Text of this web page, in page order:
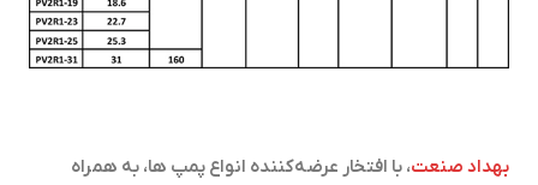
بهداد صنعت، با افتخار عرضه‌کننده انواع پمپ ها، به همراه